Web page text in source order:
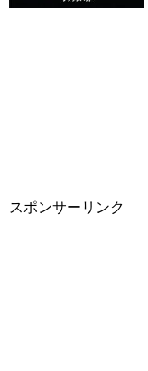
スポンサーリンク